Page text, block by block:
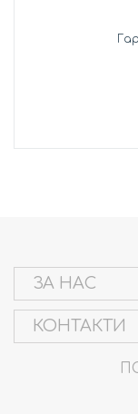
ЗА НАС
КОНТАКТИ